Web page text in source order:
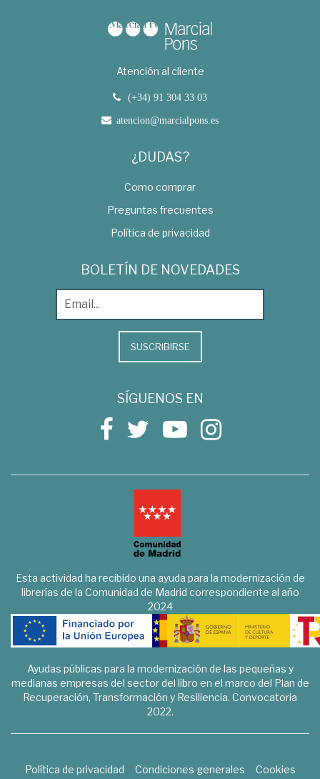
Atención al cliente
(+34) 91 304 33 03
atencion@marcialpons.es
¿DUDAS?
Como comprar
Preguntas frecuentes
Política de privacidad
BOLETÍN DE NOVEDADES
SUSCRIBIRSE
SÍGUENOS EN
Esta actividad ha recibido una ayuda para la modernización de
librerías de la Comunidad de Madrid correspondiente al año
2024
Ayudas públicas para la modernización de las pequeñas y
medianas empresas del sector del libro en el marco del Plan de
Recuperación, Transformación y Resiliencia. Convocatoria
2022.
Política de privacidad Condiciones generales
Cookies